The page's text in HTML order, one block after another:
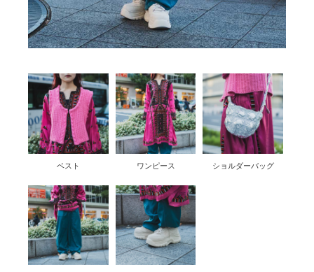
ベスト ワンピース ショルダーバッグ